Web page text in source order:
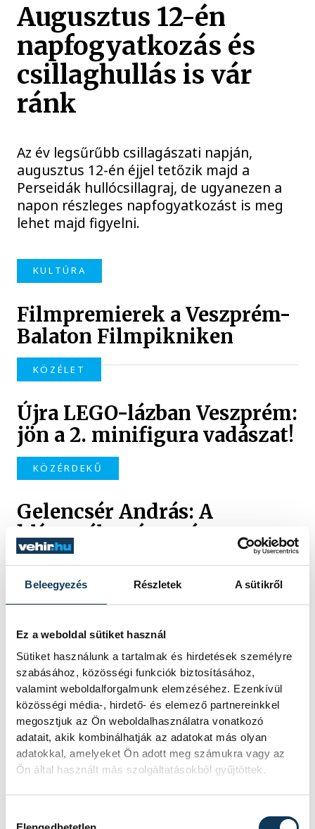
Beleegyezés Részletek A sütikről
Ez a weboldal sütiket használ
Sütiket használunk a tartalmak és hirdetések személyre
szabásához, közösségi funkciók biztosításához,
valamint weboldalforgalmunk elemzéséhez. Ezenkívül
közösségi média-, hirdető- és elemező partnereinkkel
megosztjuk az Ön weboldalhasználatra vonatkozó
adatait, akik kombinálhatják az adatokat más olyan
adatokkal, amelyeket Ön adott meg számukra vagy az
Ön által használt más szolgáltatásokból gyűjtöttek.
Augusztus 12-én
napfogyatkozás és
csillaghullás is vár
ránk
Az év legsűrűbb csillagászati napján,
augusztus 12-én éjjel tetőzik majd a
Perseidák hullócsillagraj, de ugyanezen a
napon részleges napfogyatkozást is meg
lehet majd figyelni.
KULTÚRA
Filmpremierek a Veszprém-
Balaton Filmpikniken
KÖZÉLET
Újra LEGO-lázban Veszprém:
jön a 2. minifigura vadászat!
KÖZÉRDEKŰ
Gelencsér András: A
klímaváltozást már nem
állítjuk meg
A brutális hőhullámok és az egyre
súlyosabb aszályok már nem a távoli jövő
mindennapjai, írja a Portfolión megjelent
véleménycikkében Gelencsér András
vegyészprofesszor, a Pannon Egyetem
korábbi rektora.
KÖZÉLET
Mi történik a balatonalmádi
teniszpályák körül? Bérleti